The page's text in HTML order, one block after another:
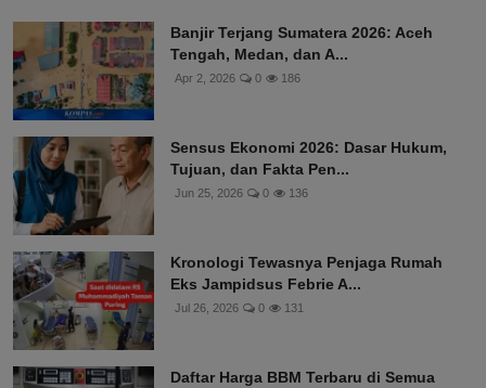
Banjir Terjang Sumatera 2026: Aceh
Tengah, Medan, dan A...
Apr 2, 2026 0 186
Sensus Ekonomi 2026: Dasar Hukum,
Tujuan, dan Fakta Pen...
Jun 25, 2026 0 136
Kronologi Tewasnya Penjaga Rumah
Eks Jampidsus Febrie A...
Jul 26, 2026 0 131
Daftar Harga BBM Terbaru di Semua